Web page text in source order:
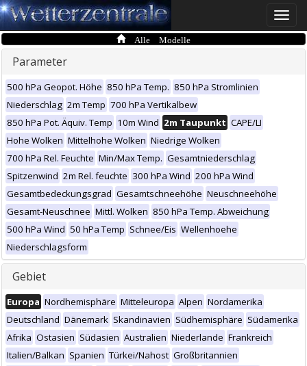
Toggle
Alle Modelle
Parameter
500 hPa Geopot. Höhe 850 hPa Temp. 850 hPa Stromlinien
Niederschlag 2m Temp 700 hPa Vertikalbew
850 hPa Pot. Äquiv. Temp 10m Wind 2m Taupunkt CAPE/LI
Hohe Wolken Mittelhohe Wolken Niedrige Wolken
700 hPa Rel. Feuchte Min/Max Temp. Gesamtniederschlag
Spitzenwind 2m Rel. feuchte 300 hPa Wind 200 hPa Wind
Gesamtbedeckungsgrad Gesamtschneehöhe Neuschneehöhe
Gesamt-Neuschnee Mittl. Wolken 850 hPa Temp. Abweichung
500 hPa Wind 50 hPa Temp Schnee/Eis Wellenhoehe
Niederschlagsform
Gebiet
Europa Nordhemisphäre Mitteleuropa Alpen Nordamerika
Deutschland Dänemark Skandinavien Südhemisphäre Südamerika
Afrika Ostasien Südasien Australien Niederlande Frankreich
Italien/Balkan Spanien Türkei/Nahost Großbritannien